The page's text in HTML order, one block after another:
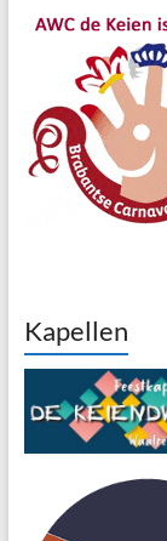
Kapellen